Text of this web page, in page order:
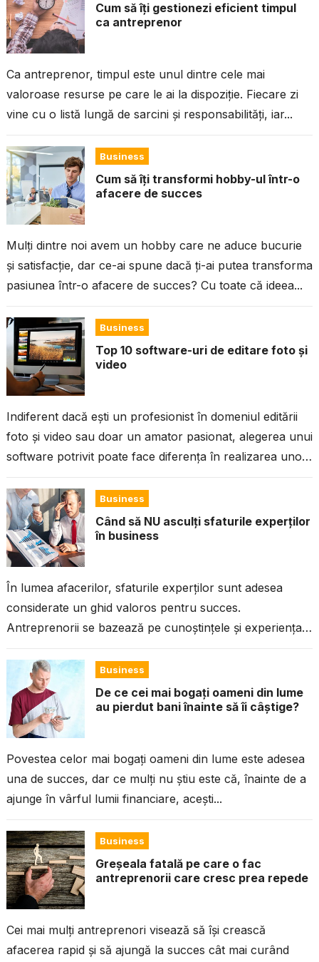
Cum să îți gestionezi eficient timpul
ca antreprenor
Ca antreprenor, timpul este unul dintre cele mai
valoroase resurse pe care le ai la dispoziție. Fiecare zi
vine cu o listă lungă de sarcini și responsabilități, iar...
Business
Cum să îți transformi hobby-ul într-o
afacere de succes
Mulți dintre noi avem un hobby care ne aduce bucurie
și satisfacție, dar ce-ai spune dacă ți-ai putea transforma
pasiunea într-o afacere de succes? Cu toate că ideea...
Business
Top 10 software-uri de editare foto și
video
Indiferent dacă ești un profesionist în domeniul editării
foto și video sau doar un amator pasionat, alegerea unui
software potrivit poate face diferența în realizarea unor
Business
Când să NU asculți sfaturile experților
în business
În lumea afacerilor, sfaturile experților sunt adesea
considerate un ghid valoros pentru succes.
Antreprenorii se bazează pe cunoștințele și experiența
Business
De ce cei mai bogați oameni din lume
au pierdut bani înainte să îi câștige?
Povestea celor mai bogați oameni din lume este adesea
una de succes, dar ce mulți nu știu este că, înainte de a
ajunge în vârful lumii financiare, acești...
Business
Greșeala fatală pe care o fac
antreprenorii care cresc prea repede
Cei mai mulți antreprenori visează să își crească
afacerea rapid și să ajungă la succes cât mai curând